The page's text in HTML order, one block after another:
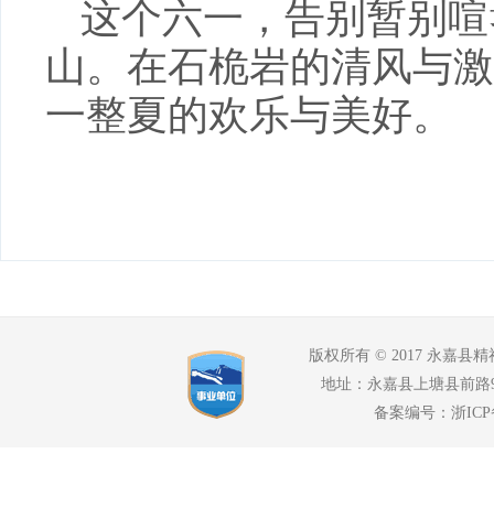
这个六一，告别暂别
山。在石桅岩的清风与
一整夏的欢乐与美好。
版权所有 © 2017 永嘉县
地址：永嘉县上塘县前
备案编号：浙